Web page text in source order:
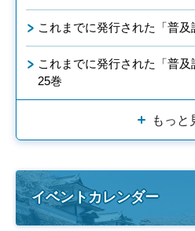
これまでに発行された「普及
これまでに発行された「普
25巻
もっと
イベントカレンダー